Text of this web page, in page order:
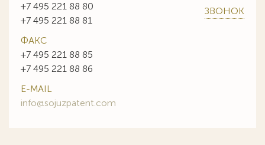
+7 495 221 88 80
+7 495 221 88 81
ЗВОНОК
ФАКС
+7 495 221 88 85
+7 495 221 88 86
E-MAIL
info@sojuzpatent.com